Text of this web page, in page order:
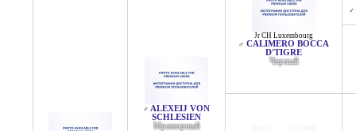
♂ ALEXEIJ VON
SCHLESIEN
Мраморный
Jr CH Luxembourg
♂ CALIMERO BOCCA
D'TIGRE
Черный
♂